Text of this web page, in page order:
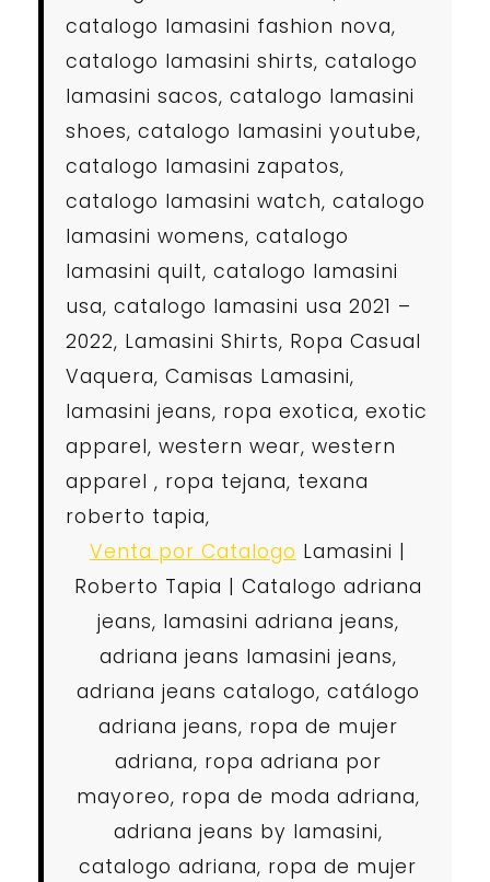
catalogo lamasini fashion nova,
catalogo lamasini shirts, catalogo
lamasini sacos, catalogo lamasini
shoes, catalogo lamasini youtube,
catalogo lamasini zapatos,
catalogo lamasini watch, catalogo
lamasini womens, catalogo
lamasini quilt, catalogo lamasini
usa, catalogo lamasini usa 2021 –
2022, Lamasini Shirts, Ropa Casual
Vaquera, Camisas Lamasini,
lamasini jeans, ropa exotica, exotic
apparel, western wear, western
apparel , ropa tejana, texana
roberto tapia,
Venta por Catalogo Lamasini |
Roberto Tapia | Catalogo adriana
jeans, lamasini adriana jeans,
adriana jeans lamasini jeans,
adriana jeans catalogo, catálogo
adriana jeans, ropa de mujer
adriana, ropa adriana por
mayoreo, ropa de moda adriana,
adriana jeans by lamasini,
catalogo adriana, ropa de mujer